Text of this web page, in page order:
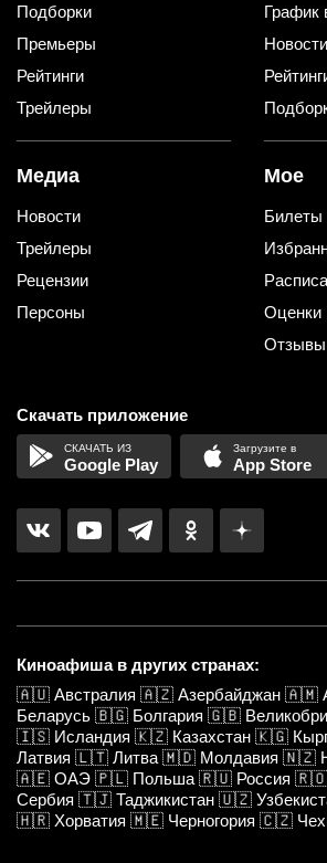
Подборки
Премьеры
Рейтинги
Трейлеры
График
Новости
Медиа
Новости
Трейлеры
Рецензии
Персоны
Мое
Билеты
Оценки
Отзывы
Скачать приложение
Google Play App Store
Киноафиша в других странах:
🇦🇺 Австралия 🇦🇿 Азербайджан 🇦🇲
Беларусь 🇧🇬 Болгария 🇬🇧
🇮🇸 Исландия 🇰🇿 Казахстан 🇰🇬
Латвия 🇱🇹 Литва 🇲🇩 Молдавия 🇳🇿
🇦🇪 ОАЭ 🇵🇱 Польша 🇷🇺 Россия 🇷🇴
Сербия 🇹🇯 Таджикистан 🇺🇿
🇭🇷 Хорватия 🇲🇪 Черногория 🇨🇿